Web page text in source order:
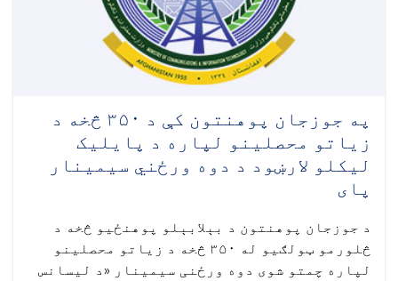
په جوزجان پوهنتون کې د ۳۵۰ څخه د
زیاتو محصلینو لپاره د پایلیک
لیکلو لارښود د دوه ورځني سیمینار
پای
د جوزجان پوهنتون د بېلابېلو پوهنځیو څخه د
څلورمو ټولګيو له ۳۵۰ څخه د زیاتو محصلینو
لپاره چمتو شوی دوه ورځنی سیمینار «د لیسانس